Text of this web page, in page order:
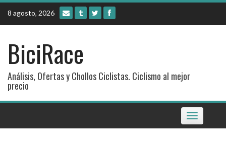
Skip
content
8 agosto, 2026
BiciRace
Análisis, Ofertas y Chollos Ciclistas. Ciclismo al mejor
precio
Toggle
navigation